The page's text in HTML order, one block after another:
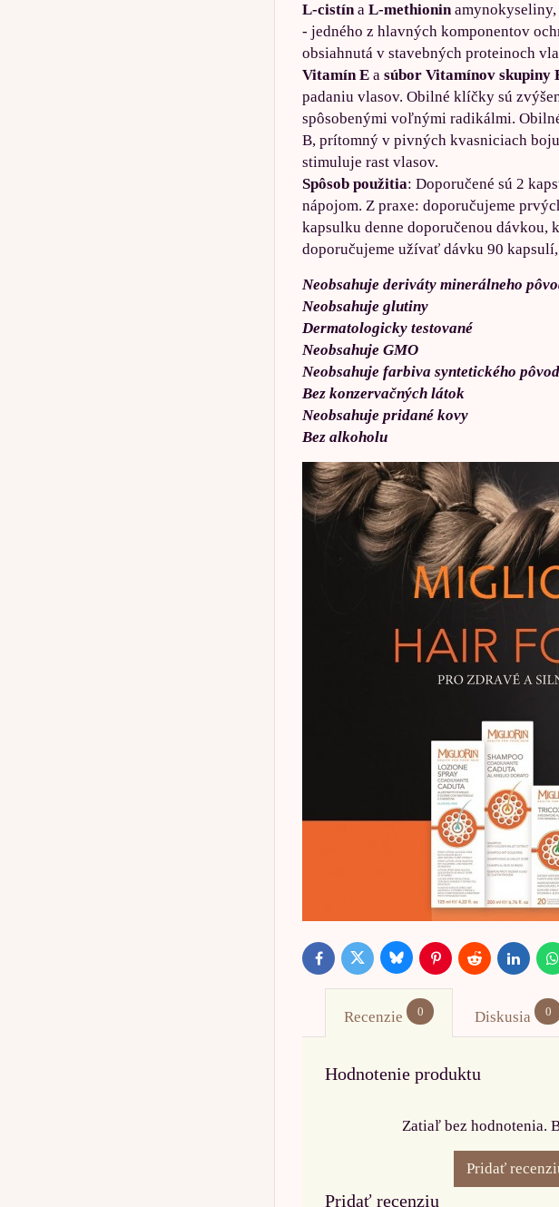
L-cistína L-methionin
- jedného z hlavných komponentov
obsiahnutá v stavebných proteinoch
Vitamín E a súbor Vitamínov skupiny
padaniu vlasov. Obilné klíčky sú
spôsobenými voľnými radikálmi.
B, prítomný v pivných kvasniciach
stimuluje rast vlasov.
Spôsob použitia: Doporučené sú 2
nápojom. Z praxe: doporučujeme
kapsulku denne doporučenou
doporučujeme užívať dávku 90
Neobsahuje deriváty minerálneho
Neobsahuje glutiny
Dermatologicky testované
Neobsahuje GMO
Neobsahuje farbiva syntetického
Bez konzervačných látok
Neobsahuje pridané kovy
Bez alkoholu
FacebookTwitter BlueskyPinterestReddit LinkedIn
Recenzie 0 Diskusia 0
Hodnotenie produktu
Zatiaľ bez hodnotenia.
Pridať
Pridať recenziu